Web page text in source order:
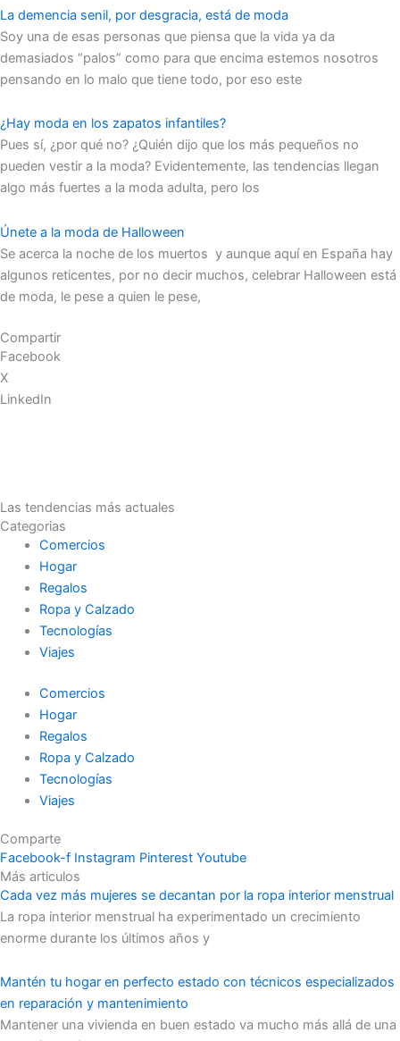
La demencia senil, por desgracia, está de moda
Soy una de esas personas que piensa que la vida ya da
demasiados “palos” como para que encima estemos nosotros
pensando en lo malo que tiene todo, por eso este
¿Hay moda en los zapatos infantiles?
Pues sí, ¿por qué no? ¿Quién dijo que los más pequeños no
pueden vestir a la moda? Evidentemente, las tendencias llegan
algo más fuertes a la moda adulta, pero los
Únete a la moda de Halloween
Se acerca la noche de los muertos y aunque aquí en España hay
algunos reticentes, por no decir muchos, celebrar Halloween está
de moda, le pese a quien le pese,
Compartir
Facebook
X
LinkedIn
Las tendencias más actuales
Categorias
Comercios
Hogar
Regalos
Ropa y Calzado
Tecnologías
Viajes
Comercios
Hogar
Regalos
Ropa y Calzado
Tecnologías
Viajes
Comparte
Facebook-f Instagram Pinterest Youtube
Más articulos
Cada vez más mujeres se decantan por la ropa interior menstrual
La ropa interior menstrual ha experimentado un crecimiento
enorme durante los últimos años y
Mantén tu hogar en perfecto estado con técnicos especializados
en reparación y mantenimiento
Mantener una vivienda en buen estado va mucho más allá de una